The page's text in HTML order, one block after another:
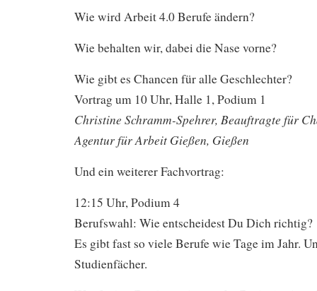
Wie wird Arbeit 4.0 Berufe ändern?
Wie behalten wir, dabei die Nase vorne?
Wie gibt es Chancen für alle Geschlechter?
Vortrag um 10 Uhr, Halle 1, Podium 1
Christine Schramm-Spehrer, Beauftragte für
Agentur für Arbeit Gießen, Gießen
Und ein weiterer Fachvortrag:
12:15 Uhr, Podium 4
Berufswahl: Wie entscheidest Du Dich richtig?
Es gibt fast so viele Berufe wie Tage im Jahr.
Studienfächer.